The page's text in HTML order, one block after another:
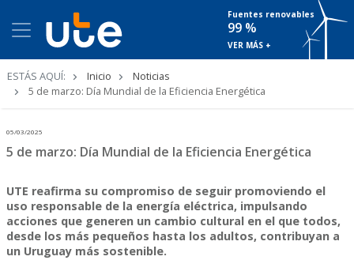
Fuentes renovables
99 %
VER MÁS +
ESTÁS AQUÍ: Inicio
Noticias
5 de marzo: Día Mundial de la Eficiencia Energética
05/03/2025
5 de marzo: Día Mundial de la Eficiencia Energética
UTE reafirma su compromiso de seguir promoviendo el
uso responsable de la energía eléctrica, impulsando
acciones que generen un cambio cultural en el que todos,
desde los más pequeños hasta los adultos, contribuyan a
un Uruguay más sostenible.